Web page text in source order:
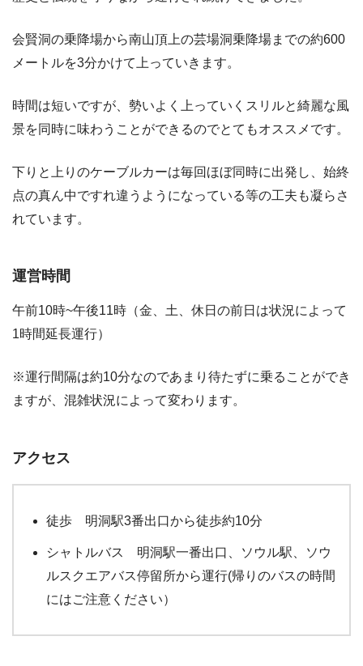
会賢洞の乗降場から南山頂上の芸場洞乗降場までの約600
メートルを3分かけて上っていきます。
時間は短いですが、勢いよく上っていくスリルと綺麗な風
景を同時に味わうことができるのでとてもオススメです。
下りと上りのケーブルカーは毎回ほぼ同時に出発し、始終
点の真ん中ですれ違うようになっている等の工夫も凝らさ
れています。
運営時間
午前10時~午後11時（金、土、休日の前日は状況によって
1時間延長運行）
※運行間隔は約10分なのであまり待たずに乗ることができ
ますが、混雑状況によって変わります。
アクセス
徒歩 明洞駅3番出口から徒歩約10分
シャトルバス 明洞駅一番出口、ソウル駅、ソウ
ルスクエアバス停留所から運行(帰りのバスの時間
にはご注意ください）